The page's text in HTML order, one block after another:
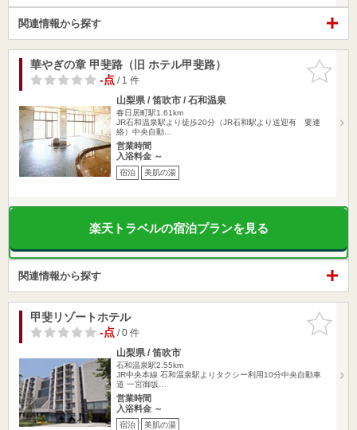
関連情報から探す
お気に入
りに追加
華やぎの章 甲斐路（旧 ホテル甲斐路）
-点/ 1 件
山梨県 / 笛吹市 / 石和温泉
春日居町駅1.61km
JR石和温泉駅より徒歩20分（JR石和駅より送迎有 要連
絡）中央自動…
営業時間
入浴料金 ～
宿泊 美肌の湯
楽天トラベルの宿泊プランを見る
関連情報から探す
お気に入
りに追加
甲斐リゾートホテル
-点/ 0 件
山梨県 / 笛吹市
石和温泉駅2.55km
JR中央本線 石和温泉駅よりタクシー利用10分中央自動車
道 一宮御坂…
営業時間
入浴料金 ～
宿泊 美肌の湯